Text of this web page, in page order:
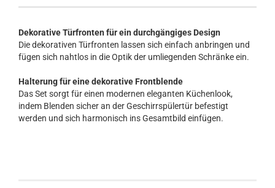
Dekorative Türfronten für ein durchgängiges Design
Die dekorativen Türfronten lassen sich einfach anbringen und
fügen sich nahtlos in die Optik der umliegenden Schränke ein.
Halterung für eine dekorative Frontblende
Das Set sorgt für einen modernen eleganten Küchenlook,
indem Blenden sicher an der Geschirrspülertür befestigt
werden und sich harmonisch ins Gesamtbild einfügen.